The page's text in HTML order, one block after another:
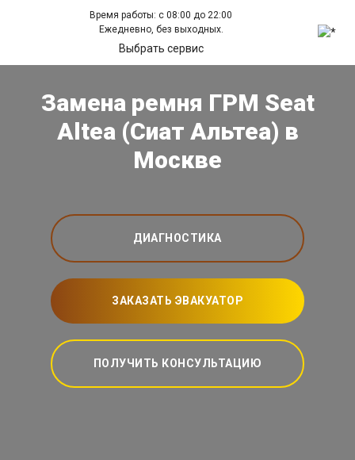
Время работы: с 08:00 до 22:00
Ежедневно, без выходных.
Выбрать сервис
Замена ремня ГРМ Seat
Altea (Сиат Альтеа) в
Москве
ДИАГНОСТИКА
ЗАКАЗАТЬ ЭВАКУАТОР
ПОЛУЧИТЬ КОНСУЛЬТАЦИЮ